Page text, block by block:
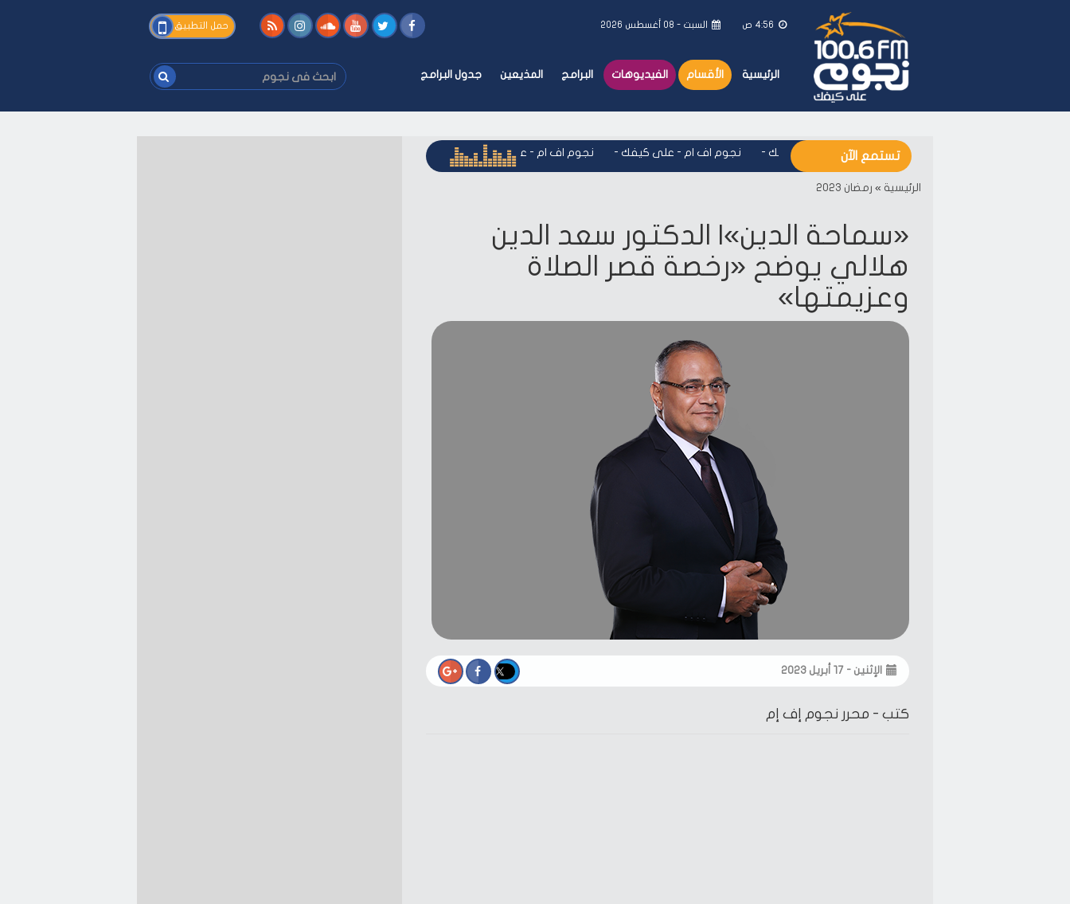
4:56 ص السبت - ٠٨ أغسطس ٢٠٢٦ حمل التطبيق
الرئيسية الأقسام الفيديوهات البرامج المذيعين جدول البرامج
ابحث
فى
فى
تستمع الآن
نجوم اف ام - على كيفك - نجوم اف ام - على كيفك - نجوم اف ام - على كيفك نجوم اف ام - على كيفك
الرئيسية » رمضان 2023
«سماحة الدين»| الدكتور سعد الدين
هلالي يوضح «رخصة قصر الصلاة
وعزيمتها»
الإثنين - ١٧ أبريل ٢٠٢٣
كتب - محرر نجوم إف إم